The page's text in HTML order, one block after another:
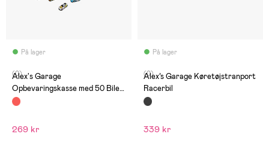
På lager
(0)
Alex's Garage
Opbevaringskasse med 50 Biler
& Tilbehør
269 kr
På lager
(0)
Alex’s Garage Køretøjstranport
Racerbil
339 kr